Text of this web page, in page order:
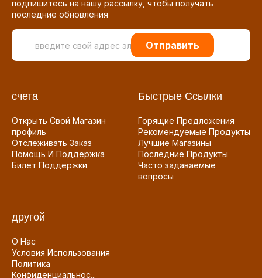
подпишитесь на нашу рассылку, чтобы получать
последние обновления
Отправить
счета
Открыть Свой Магазин
профиль
Отслеживать Заказ
Помощь И Поддержка
Билет Поддержки
Быстрые Ссылки
Горящие Предложения
Рекомендуемые Продукты
Лучшие Магазины
Последние Продукты
Часто задаваемые
вопросы
другой
О Нас
Условия Использования
Политика
Конфиденциальнос...